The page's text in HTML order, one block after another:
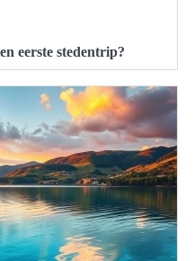
eerste stedentrip?